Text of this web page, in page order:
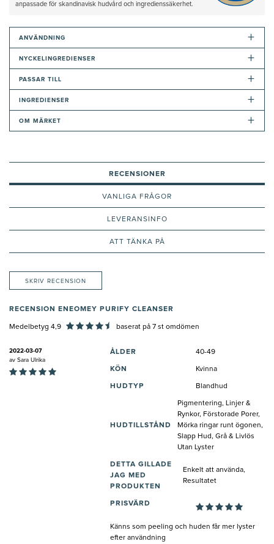
anpassade för skandinavisk hudvård och ingredienssäkerhet.
ANVÄNDNING +
NYCKELINGREDIENSER +
PASSAR TILL +
INGREDIENSER +
OM MÄRKET +
RECENSIONER
VANLIGA FRÅGOR
LEVERANSINFO
ATT TÄNKA PÅ
SKRIV RECENSION
RECENSION ENEOMEY PURIFY CLEANSER
Medelbetyg 4,9 baserat på 7 st omdömen
2022-03-07
av Sara Ulrika
ÅLDER 40-49
KÖN Kvinna
HUDTYP Blandhud
HUDTILLSTÅND
Pigmentering, Linjer &
Rynkor, Förstorade Porer,
Mörka ringar runt ögonen,
Slapp Hud, Grå & Livlös
Utan Lyster
DETTA GILLADE
JAG MED
PRODUKTEN
Enkelt att använda,
Resultatet
PRISVÄRD
Känns som peeling och huden får mer lyster
efter användning